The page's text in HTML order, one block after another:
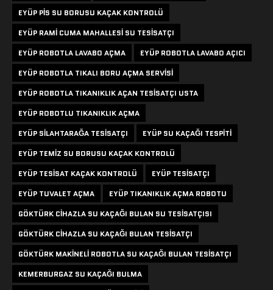
EYÜP PIS SU BORUSU KAÇAK KONTROLÜ
EYÜP RAMI CUMA MAHALLESI SU TESISATÇI
EYÜP ROBOTLA LAVABO AÇMA
EYÜP ROBOTLA LAVABO AÇICI
EYÜP ROBOTLA TIKALI BORU AÇMA SERVISI
EYÜP ROBOTLA TIKANIKLIK AÇAN TESISATÇI USTA
EYÜP ROBOTLU TIKANIKLIK AÇMA
EYÜP SILAHTARAĞA TESISATÇI
EYÜP SU KAÇAĞI TESPITI
EYÜP TEMIZ SU BORUSU KAÇAK KONTROLÜ
EYÜP TESISAT KAÇAK KONTROLÜ
EYÜP TESISATÇI
EYÜP TUVALET AÇMA
EYÜP TIKANIKLIK AÇMA ROBOTU
GÖKTÜRK CIHAZLA SU KAÇAĞI BULAN SU TESISATÇISI
GÖKTÜRK CIHAZLA SU KAÇAĞI BULAN TESISATÇI
GÖKTÜRK MAKINELI ROBOTLA SU KAÇAĞI BULAN TESISATÇI
KEMERBURGAZ SU KAÇAĞI BULMA